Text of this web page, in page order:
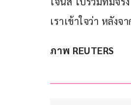
เราเข้าใจว่า หลัง
ภาพ REUTERS